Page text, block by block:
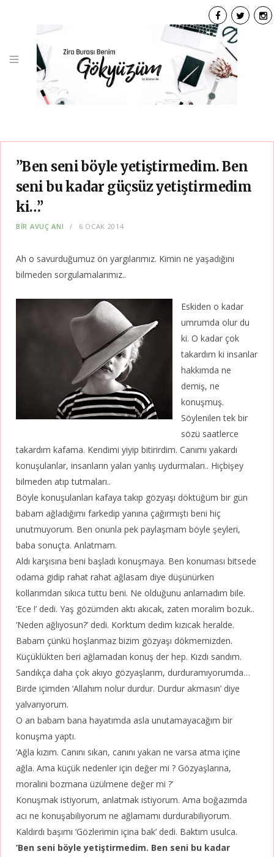
F
a
c
e
T
I
”Ben seni böyle yetiştirmedim. Ben
seni bu kadar güçsüz yetiştirmedim
ki…”
BIR AVUÇ ANI 6 OCAK 2014
Ah o savurduğumuz ön yargılarımız. Kimin ne yaşadığını
bilmeden sorgulamalarımız..
Eskiden o kadar
umrumda olur du
ki. O kadar çok
takardım ki insanlar
hakkımda ne
demiş, ne
konuşmuş.
Söylenilen tek bir
sözü saatlerce
takardım kafama. Kendimi yiyip bitirirdim. Canımı yakardı
konuşulanlar, insanların yalan yanlış uydurmaları.. Hiçbişey
bilmeden atıp tutmaları..
Böyle konuşulanları kafaya takıp gözyaşı döktüğüm bir gün
babam ağladığımı farkedip yanına çağırmıştı beni hiç
unutmuyorum. Ben onunla pek paylaşmam böyle şeyleri,
baba sonuçta. Anlatmam.
Aldı karşısına beni başladı konuşmaya. Ben konuması bitsede
odama gidip rahat rahat ağlasam diye düşünürken
kollarımdan sıkıca tuttu beni. Ne olduğunu anlamadım bile.
‘Ece !’ dedi. Yaş gözümden aktı akıcak, zaten moralim bozuk..
‘Neden ağlıyosun?’ dedi. Korktum dedim kızıcak heralde.
Babam çünkü hoşlanmaz bizim gözyaşı dökmemizden.
Küçüklükten beri ağlamadan konuş der hep. Kızdı sandım.
Sandıkça daha çok akıyo gözyaşlarım, durduramıyorumda…
Birde içimden ‘Allahım nolur durdur. Durdur akmasın’ diye
yalvarıyorum.
O an babam bana hayatımda asla unutamayacağım bir
konuşma yaptı.
‘Ağla kızım. Canını sıkan, canını yakan ne varsa atma içine
ağla. Ama küçük nedenler için değer mi ? Gözyaşlarına,
moralini bozmana üzülmene değer mi ?’
Konuşmak istiyorum, anlatmak istiyorum. Ama boğazımda
acı ne konuşabiliyorum ne ağlamamı durdurabiliyorum.
Kaldırdı başımı ‘Gözlerimin içina bak’ dedi. Baktım usulca.
‘Ben seni böyle yetiştirmedim. Ben seni bu kadar